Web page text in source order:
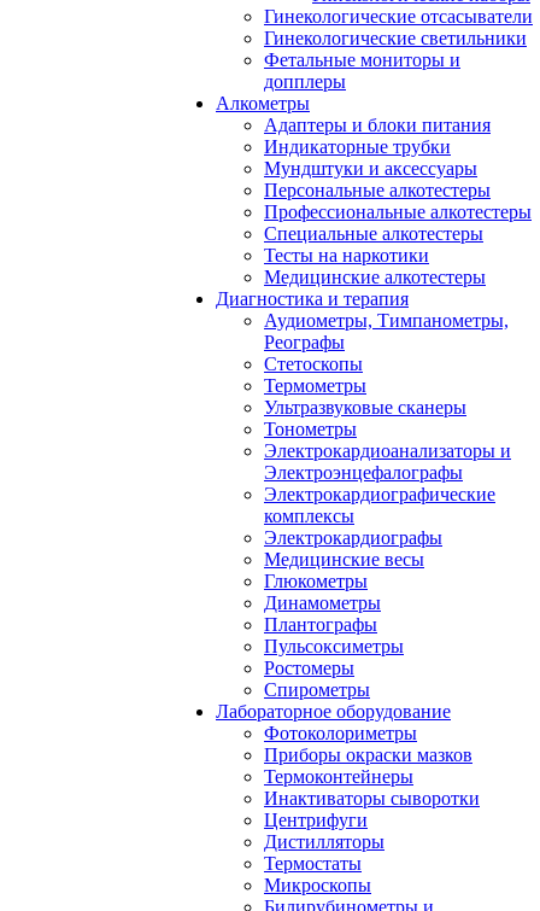
Гинекологические отсасыватели
Гинекологические светильники
Фетальные мониторы и
допплеры
Алкометры
Адаптеры и блоки питания
Индикаторные трубки
Мундштуки и аксессуары
Персональные алкотестеры
Профессиональные алкотестеры
Специальные алкотестеры
Тесты на наркотики
Медицинские алкотестеры
Диагностика и терапия
Аудиометры, Тимпанометры,
Реографы
Стетоскопы
Термометры
Ультразвуковые сканеры
Тонометры
Электрокардиоанализаторы и
Электроэнцефалографы
Электрокардиографические
комплексы
Электрокардиографы
Медицинские весы
Глюкометры
Динамометры
Плантографы
Пульсоксиметры
Ростомеры
Спирометры
Лабораторное оборудование
Фотоколориметры
Приборы окраски мазков
Термоконтейнеры
Инактиваторы сыворотки
Центрифуги
Дистилляторы
Термостаты
Микроскопы
Билирубинометры и